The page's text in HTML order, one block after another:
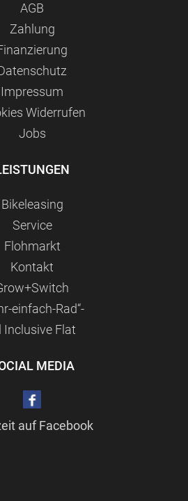
AGB
Zahlung
Impressum
Widerrufen
Jobs
Bikeleasing
Service
Flohmarkt
Kontakt
einfach-Rad“-
Inclusive Flat
MEDIA
auf Facebook